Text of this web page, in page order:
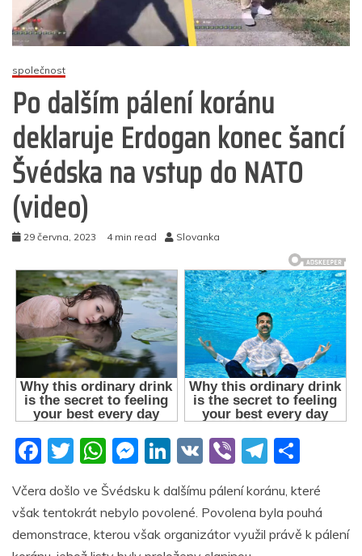
společnost
Po dalším pálení koránu
deklaruje Erdogan konec šancí
Švédska na vstup do NATO
(video)
29 června, 2023 4 min read Slovanka
F
c
e
T
itt
er
W
h
at
s
M
ss
e
Li
n
k
e
V
Vi
er
T
e
gr
ar
e
Včera došlo ve Švédsku k dalšímu pálení koránu, které
však tentokrát nebylo povolené. Povolena byla pouhá
demonstrace, kterou však organizátor využil právě k pálení